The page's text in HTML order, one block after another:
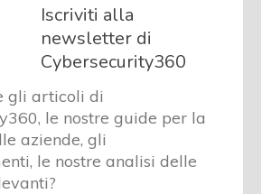
Iscriviti alla
newsletter di
Cybersecurity360
gli articoli di
le nostre guide per la
aziende, gli
le nostre analisi delle